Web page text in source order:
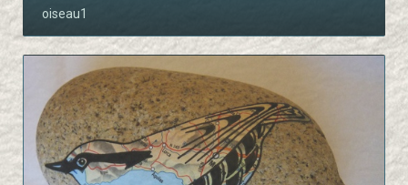
oiseau1